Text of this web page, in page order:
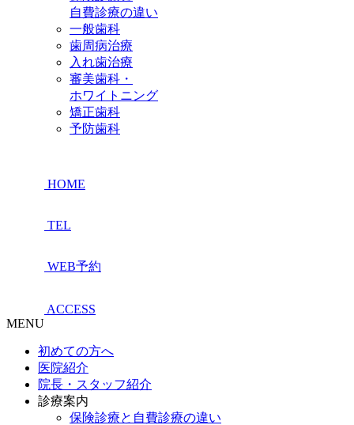
自費診療の違い
一般歯科
歯周病治療
入れ歯治療
審美歯科・
ホワイトニング
矯正歯科
予防歯科
HOME
TEL
WEB予約
ACCESS
MENU
初めての方へ
医院紹介
院長・スタッフ紹介
診療案内
保険診療と自費診療の違い